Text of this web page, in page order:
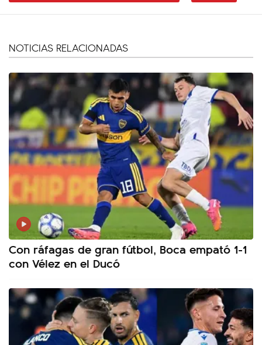
NOTICIAS RELACIONADAS
Con ráfagas de gran fútbol, Boca empató 1-1
con Vélez en el Ducó